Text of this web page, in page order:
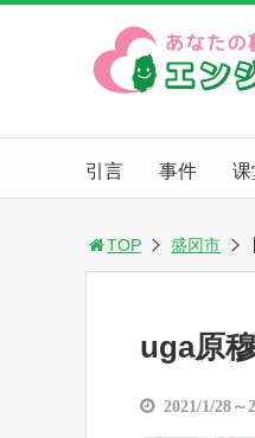
引言 事件 课
TOP 盛冈市
uga原
2021/1/28～